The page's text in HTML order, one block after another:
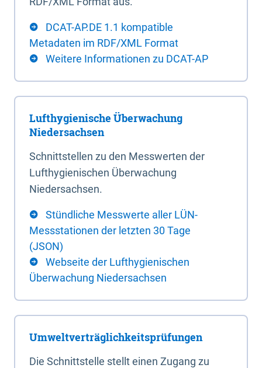
DCAT-AP.DE 1.1 kompatible
Metadaten im RDF/XML Format
Weitere Informationen zu DCAT-AP
Lufthygienische Überwachung
Niedersachsen
Schnittstellen zu den Messwerten der
Lufthygienischen Überwachung
Niedersachsen.
Stündliche Messwerte aller LÜN-
Messstationen der letzten 30 Tage
(JSON)
Webseite der Lufthygienischen
Überwachung Niedersachsen
Umweltverträglichkeitsprüfungen
Die Schnittstelle stellt einen Zugang zu